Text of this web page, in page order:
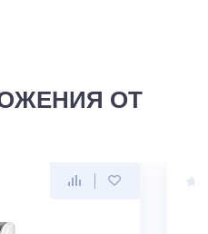
ОТ